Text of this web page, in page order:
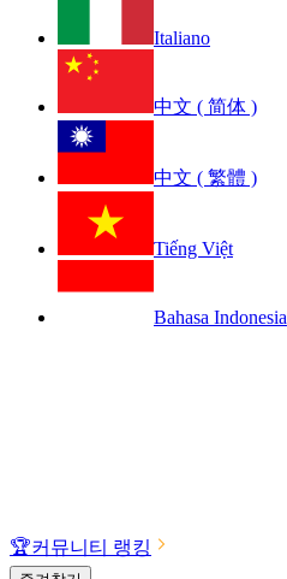
Italiano
中文 ( 简体 )
中文 ( 繁體 )
Tiếng Việt
Bahasa Indonesia
🏆커뮤니티 랭킹